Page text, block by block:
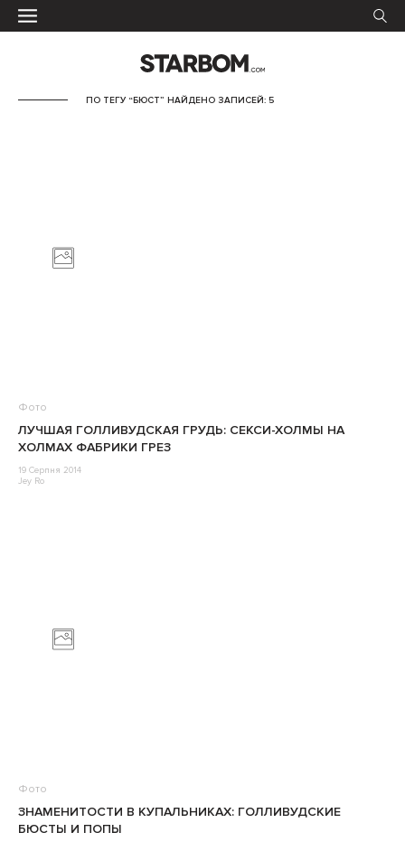
ПО ТЕГУ “БЮСТ” НАЙДЕНО ЗАПИСЕЙ: 5
Фото
ЛУЧШАЯ ГОЛЛИВУДСКАЯ ГРУДЬ: СЕКСИ-ХОЛМЫ НА
ХОЛМАХ ФАБРИКИ ГРЕЗ
19 Серпня 2014
Jey Ro
Фото
ЗНАМЕНИТОСТИ В КУПАЛЬНИКАХ: ГОЛЛИВУДСКИЕ
БЮСТЫ И ПОПЫ